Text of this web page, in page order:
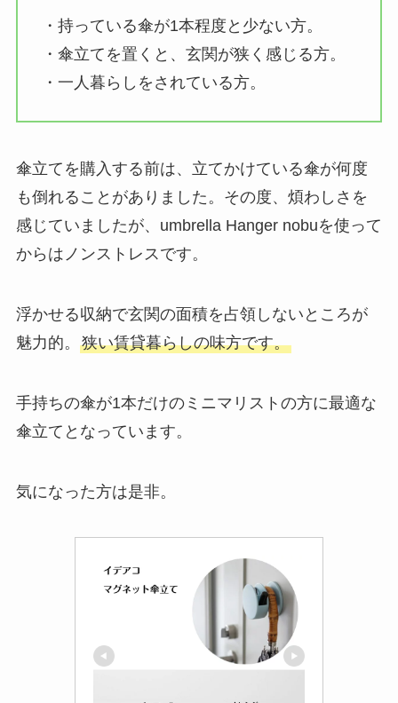
・持っている傘が1本程度と少ない方。
・傘立てを置くと、玄関が狭く感じる方。
・一人暮らしをされている方。
傘立てを購入する前は、立てかけている傘が何度
も倒れることがありました。その度、煩わしさを
感じていましたが、umbrella Hanger nobuを使って
からはノンストレスです。
浮かせる収納で玄関の面積を占領しないところが
魅力的。 狭い賃貸暮らしの味方です。
手持ちの傘が1本だけのミニマリストの方に最適な
傘立てとなっています。
気になった方は是非。